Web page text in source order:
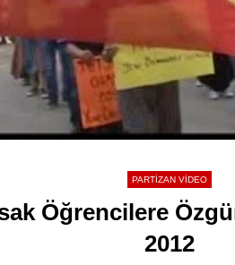
PARTIZAN VIDEO
Öğrencilere
2012